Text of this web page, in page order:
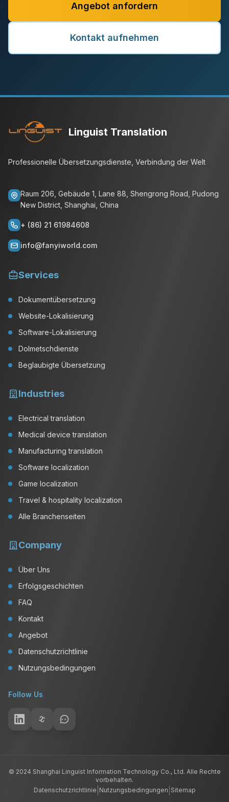
Angebot anfordern
Kontakt aufnehmen
Linguist Translation
Professionelle Übersetzungsdienste, Verbindung der Welt
Raum 206, Gebäude 1, Lane 88, Shengrong Road, Pudong
New District, Shanghai, China
+ (86) 21 61984608
info@fanyiworld.com
Services
Dokumentübersetzung
Website-Lokalisierung
Software-Lokalisierung
Dolmetschdienste
Beglaubigte Übersetzung
Industries
Electrical translation
Medical device translation
Manufacturing translation
Software localization
Game localization
Travel & hospitality localization
Alle Branchenseiten
Company
Über Uns
Erfolgsgeschichten
FAQ
Kontakt
Angebot
Datenschutzrichtlinie
Nutzungsbedingungen
Follow Us
© 2024 Shanghai Linguist Information Technology Co., Ltd. Alle Rechte
vorbehalten.
Datenschutzrichtlinie Nutzungsbedingungen Sitemap